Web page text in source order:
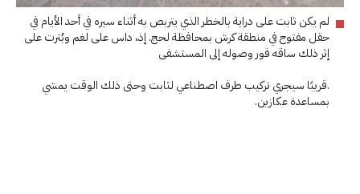
لم يكن ثابت على دراية بالخطر الذي يتربص به أثناء سيره في أحد الأيام في
حقل مفتوح في منطقة كرش بمحافظة لحج. إذ، داس على لغم وبُترت على
إثر ذلك ساقه فور وصوله إلى المستشفى
.قريبًا سيجري تركيب طرف اصطناعي لثابت وحتى ذلك الوقت يمشي
بمساعدة عكازين.